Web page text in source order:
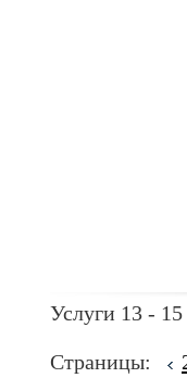
Услуги 13 - 15
Страницы: